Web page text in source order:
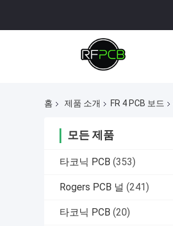
홈 제품 소개 FR 4 PCB 보드
모든 제품
타코닉 PCB (353)
Rogers PCB 널 (241)
타코닉 PCB (20)